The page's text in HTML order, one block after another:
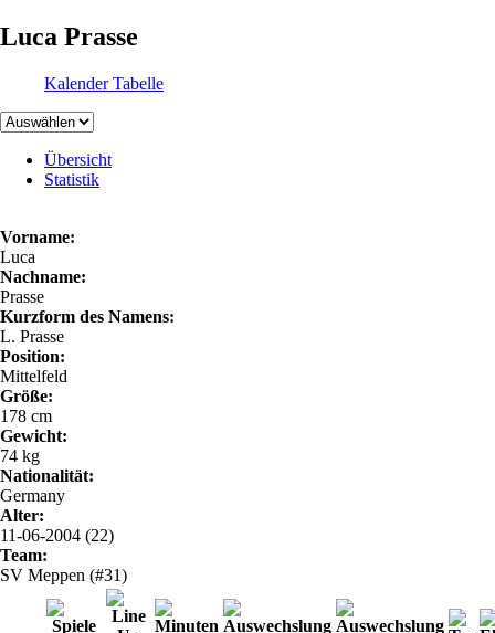
Luca Prasse
KalenderTabelle
Übersicht
Statistik
Vorname:
Luca
Nachname:
Prasse
Kurzform des Namens:
L. Prasse
Position:
Mittelfeld
Größe:
178 cm
Gewicht:
74 kg
Nationalität:
Germany
Alter:
11-06-2004 (22)
Team:
SV Meppen (#31)